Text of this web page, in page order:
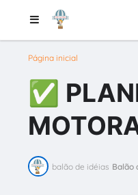
Página inicial
✅
balão de idéias Balão